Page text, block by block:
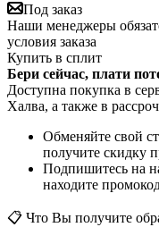
Под заказ
Наши менеджеры
условия заказа
Купить в сплит
Бери сейчас, плати
Доступна покупка в
Халва, а также в
Обменяйте свой
получите скидку
Подпишитесь на
находите
📋 Что Вы получите